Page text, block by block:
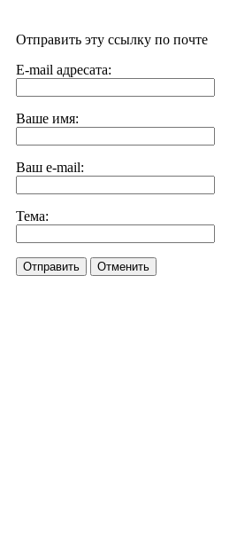
Отправить эту ссылку по почте
E-mail адресата:
Ваше имя:
Ваш e-mail:
Тема:
Отправить Отменить